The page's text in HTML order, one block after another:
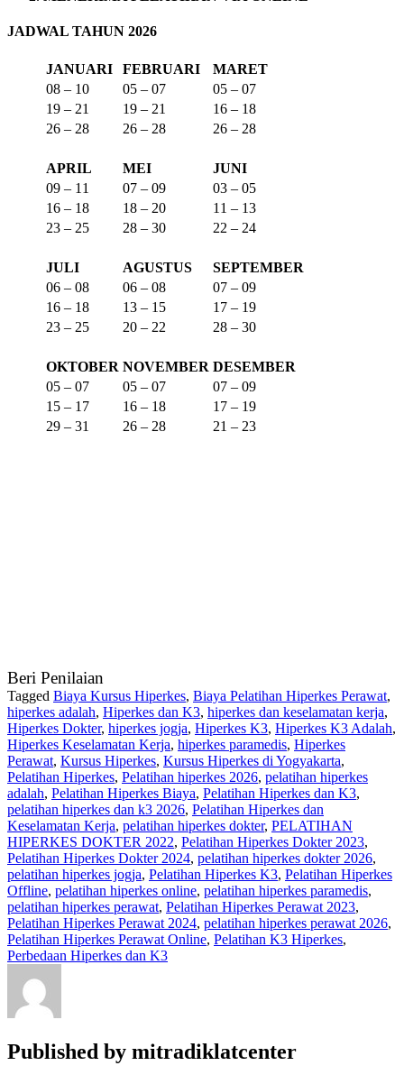
JADWAL TAHUN 2026
JANUARI FEBRUARI
MARET
08 – 10
05 – 07
05 – 07
19 – 21
19 – 21
16 – 18
26 – 28
26 – 28 26 – 28
APRIL MEI
JUNI
09 – 11
07 – 09
03 – 05
16 – 18
18 – 20
11 – 13
23 – 25
28 – 30 22 – 24
JULI AGUSTUS
SEPTEMBER
06 – 08
06 – 08
07 – 09
16 – 18
13 – 15
17 – 19
23 – 25
20 – 22 28 – 30
OKTOBER NOVEMBER DESEMBER
05 – 07
05 – 07
07 – 09
15 – 17
16 – 18
17 – 19
29 – 31
26 – 28 21 – 23
Beri Penilaian
Tagged Biaya Kursus Hiperkes, Biaya Pelatihan Hiperkes Perawat,
hiperkes adalah, Hiperkes dan K3, hiperkes dan keselamatan kerja,
Hiperkes Dokter, hiperkes jogja, Hiperkes K3, Hiperkes K3 Adalah,
Hiperkes Keselamatan Kerja, hiperkes paramedis, Hiperkes
Perawat, Kursus Hiperkes, Kursus Hiperkes di Yogyakarta,
Pelatihan Hiperkes, Pelatihan hiperkes 2026, pelatihan hiperkes
adalah, Pelatihan Hiperkes Biaya, Pelatihan Hiperkes dan K3,
pelatihan hiperkes dan k3 2026, Pelatihan Hiperkes dan
Keselamatan Kerja, pelatihan hiperkes dokter, PELATIHAN
HIPERKES DOKTER 2022, Pelatihan Hiperkes Dokter 2023,
Pelatihan Hiperkes Dokter 2024, pelatihan hiperkes dokter 2026,
pelatihan hiperkes jogja, Pelatihan Hiperkes K3, Pelatihan Hiperkes
Offline, pelatihan hiperkes online, pelatihan hiperkes paramedis,
pelatihan hiperkes perawat, Pelatihan Hiperkes Perawat 2023,
Pelatihan Hiperkes Perawat 2024, pelatihan hiperkes perawat 2026,
Pelatihan Hiperkes Perawat Online, Pelatihan K3 Hiperkes,
Perbedaan Hiperkes dan K3
Published by mitradiklatcenter